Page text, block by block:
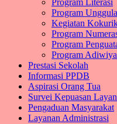
Program Literasi
Program
Kegiatan
Program
Program
Program
Prestasi Sekolah
Informasi PPDB
Aspirasi Orang Tua
Survei Kepuasan
Pengaduan Masyarakat
Layanan Administrasi